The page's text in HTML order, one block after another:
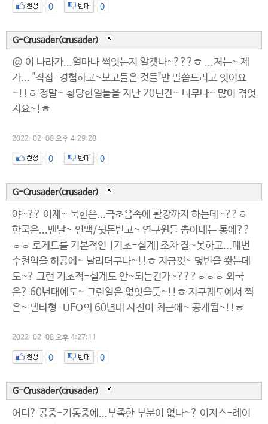
0 0
G-Crusader(crusader)
@ 이 나라가...얼마나 썩엇는지 알겟나~???ㅎ ...저는~ 제
가... "직접-경험하고~보고들은 것들"만 말씀드리고 잇어요
~!!ㅎ 정말~ 황당한일들을 지난 20년간~ 너무나~ 많이 겪엇
지요~!ㅎ
2022-02-08 오후 4:29:28
0 0
G-Crusader(crusader)
야~?? 이제~ 북한은...극초음속에 활강까지 하는데~??ㅎ
한국은...맨날~ 인맥/뒷돈받고~ 연구원들 뽑아대는 통에??
ㅎㅎ 로케트를 기본적인 [기초-설계]조차 잘~못하고...매번
수천억을 허공에~ 날리더구나~!!ㅎ 지금껏~ 몇번을 쐇는데
도~? 그런 기초적-설계도 안~되는건가~???ㅎㅎㅎ 외국
은? 60년대에도~ 그런일은 없엇을듯~!!ㅎ 지구궤도에서 찍
은~ 델타형-UFO의 60년대 사진이 최근에~ 공개됨~!!ㅎ
2022-02-08 오후 4:27:11
0 0
G-Crusader(crusader)
어디? 공중-기동중에...부족한 부분이 없나~? 이지스-레이